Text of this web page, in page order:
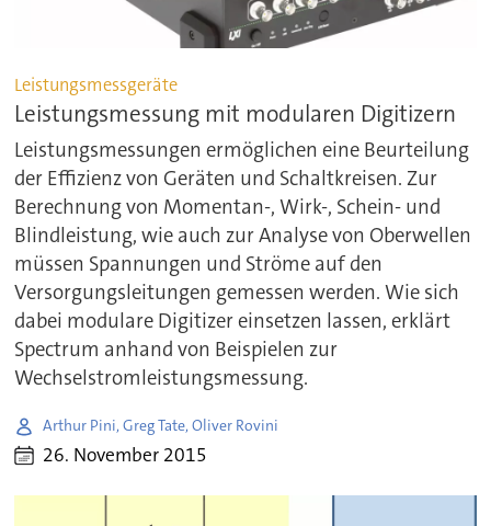
Leistungsmessgeräte
Leistungsmessung mit modularen Digitizern
Leistungsmessungen ermöglichen eine Beurteilung
der Effizienz von Geräten und Schaltkreisen. Zur
Berechnung von Momentan-, Wirk-, Schein- und
Blindleistung, wie auch zur Analyse von Oberwellen
müssen Spannungen und Ströme auf den
Versorgungsleitungen gemessen werden. Wie sich
dabei modulare Digitizer einsetzen lassen, erklärt
Spectrum anhand von Beispielen zur
Wechselstromleistungsmessung.
Arthur Pini, Greg Tate, Oliver Rovini
26. November 2015